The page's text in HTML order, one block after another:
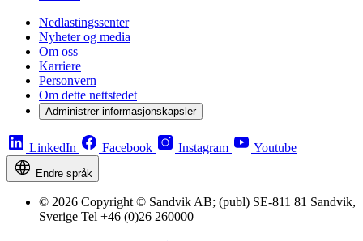
Nedlastingssenter
Nyheter og media
Om oss
Karriere
Personvern
Om dette nettstedet
Administrer informasjonskapsler
LinkedIn Facebook Instagram Youtube
Endre språk
© 2026 Copyright © Sandvik AB; (publ) SE-811 81 Sandvik,
Sverige Tel +46 (0)26 260000